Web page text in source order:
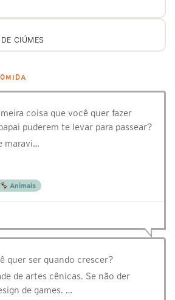
CIÚMES
coisa que você quer fazer
puderem te levar para passear?
maravi…
Animais
quer ser quando crescer?
de artes cênicas. Se não der
de games. …